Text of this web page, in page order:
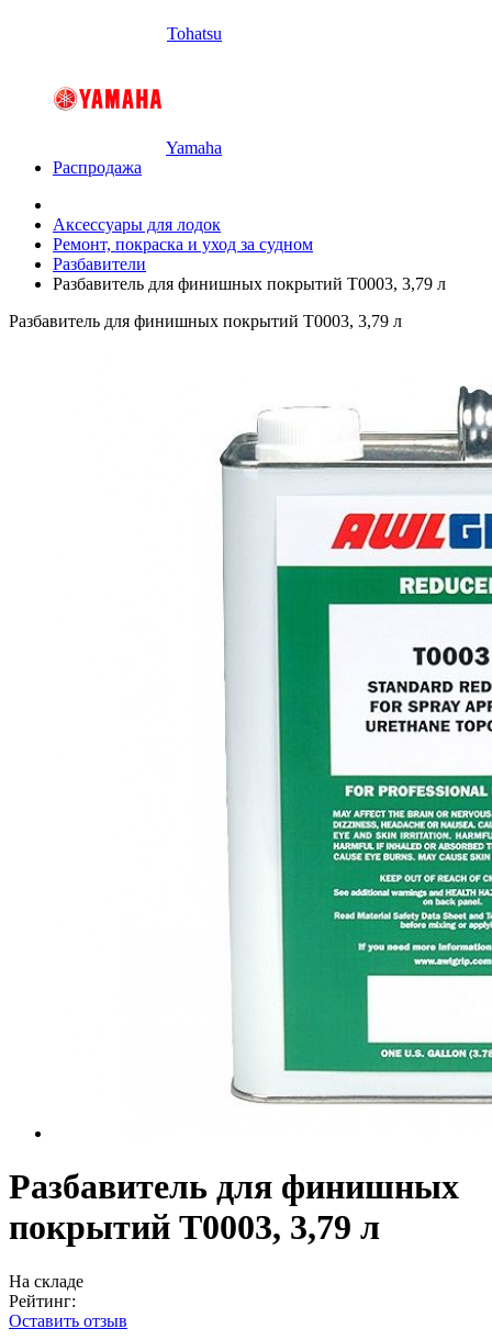
Tohatsu
Yamaha
Распродажа
Аксессуары для лодок
Ремонт, покраска и уход за судном
Разбавители
Разбавитель для финишных покрытий Т0003, 3,79 л
Разбавитель для финишных покрытий Т0003, 3,79 л
Разбавитель для финишных
покрытий Т0003, 3,79 л
На складе
Рейтинг:
Оставить отзыв